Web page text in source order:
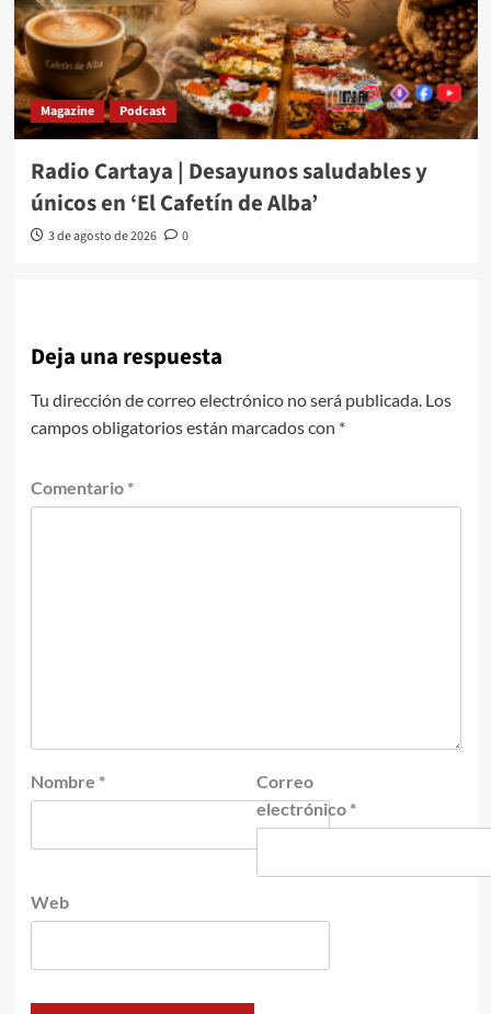
Magazine Podcast
Radio Cartaya | Desayunos saludables y
únicos en ‘El Cafetín de Alba’
3 de agosto de 2026 0
Deja una respuesta
Tu dirección de correo electrónico no será publicada. Los
campos obligatorios están marcados con *
Comentario *
Nombre *
Correo
electrónico *
Web